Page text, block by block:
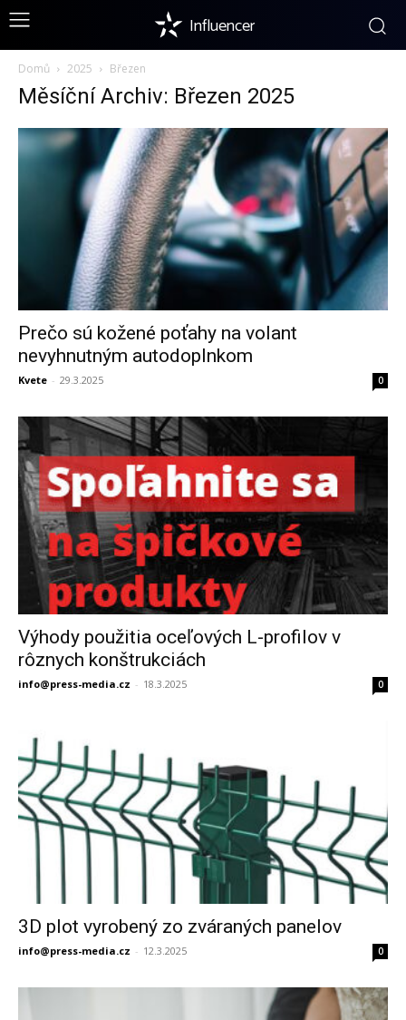
Influencer
Domů 2025 Březen
Měsíční Archiv: Březen 2025
Prečo sú kožené poťahy na volant
nevyhnutným autodoplnkom
Kvete - 29.3.2025 0
Výhody použitia oceľových L-profilov v
rôznych konštrukciách
info@press-media.cz - 18.3.2025 0
3D plot vyrobený zo zváraných panelov
info@press-media.cz - 12.3.2025 0